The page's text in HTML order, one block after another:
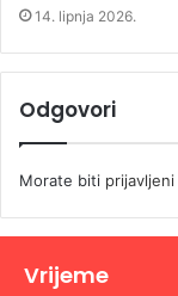
14. lipnja 2026.
Odgovori
Morate biti prijavljeni
Vrijeme